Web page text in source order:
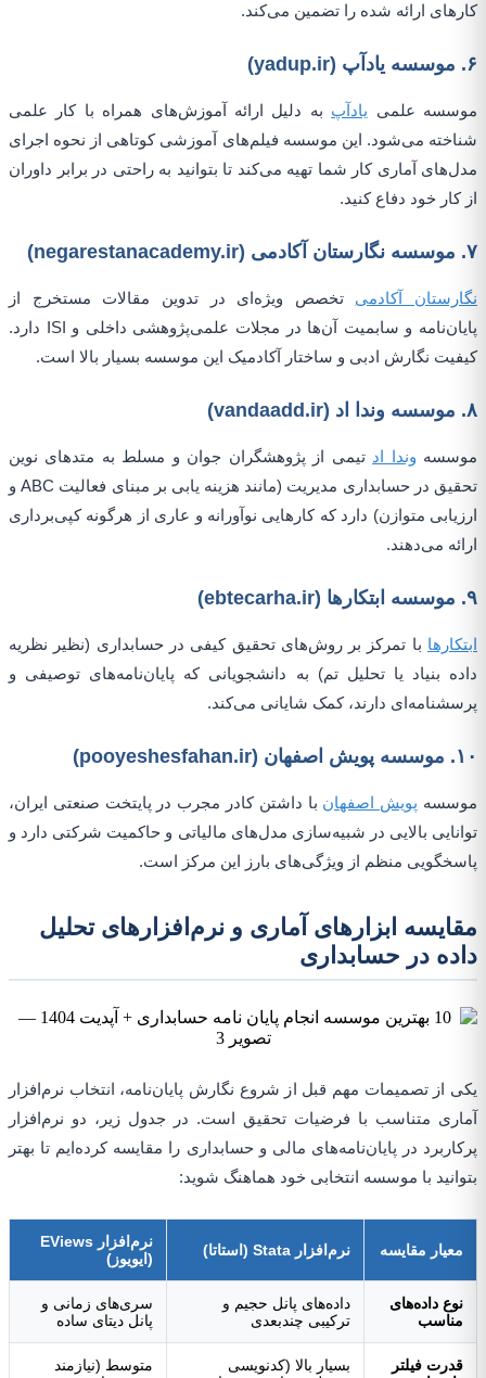
کارهای ارائه شده را تضمین می‌کند.
۶. موسسه یادآپ (yadup.ir)
موسسه علمی یادآپ به دلیل ارائه آموزش‌های همراه با کار علمی
شناخته می‌شود. این موسسه فیلم‌های آموزشی کوتاهی از نحوه اجرای
مدل‌های آماری کار شما تهیه می‌کند تا بتوانید به راحتی در برابر داوران
از کار خود دفاع کنید.
۷. موسسه نگارستان آکادمی (negarestanacademy.ir)
نگارستان آکادمی تخصص ویژه‌ای در تدوین مقالات مستخرج از
پایان‌نامه و سابمیت آن‌ها در مجلات علمی‌پژوهشی داخلی و ISI دارد.
کیفیت نگارش ادبی و ساختار آکادمیک این موسسه بسیار بالا است.
۸. موسسه وندا اد (vandaadd.ir)
موسسه وندا اد تیمی از پژوهشگران جوان و مسلط به متدهای نوین
تحقیق در حسابداری مدیریت (مانند هزینه یابی بر مبنای فعالیت ABC و
ارزیابی متوازن) دارد که کارهایی نوآورانه و عاری از هرگونه کپی‌برداری
ارائه می‌دهند.
۹. موسسه ابتکارها (ebtecarha.ir)
ابتکارها با تمرکز بر روش‌های تحقیق کیفی در حسابداری (نظیر نظریه
داده بنیاد یا تحلیل تم) به دانشجویانی که پایان‌نامه‌های توصیفی و
پرسشنامه‌ای دارند، کمک شایانی می‌کند.
۱۰. موسسه پویش اصفهان (pooyeshesfahan.ir)
موسسه پویش اصفهان با داشتن کادر مجرب در پایتخت صنعتی ایران،
توانایی بالایی در شبیه‌سازی مدل‌های مالیاتی و حاکمیت شرکتی دارد و
پاسخگویی منظم از ویژگی‌های بارز این مرکز است.
مقایسه ابزارهای آماری و نرم‌افزارهای تحلیل
داده در حسابداری
یکی از تصمیمات مهم قبل از شروع نگارش پایان‌نامه، انتخاب نرم‌افزار
آماری متناسب با فرضیات تحقیق است. در جدول زیر، دو نرم‌افزار
پرکاربرد در پایان‌نامه‌های مالی و حسابداری را مقایسه کرده‌ایم تا بهتر
بتوانید با موسسه انتخابی خود هماهنگ شوید:
معیار مقایسه نرم‌افزار Stata (استاتا)
نرم‌افزار EViews
(ایویوز)
نوع داده‌های
مناسب
داده‌های پانل حجیم و
ترکیبی چندبعدی
سری‌های زمانی و
پانل دیتای ساده
قدرت فیلتر
بسیار بالا (کدنویسی
متوسط (نیازمند